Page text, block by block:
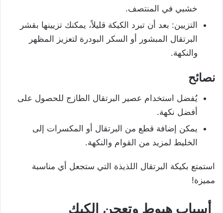
خشبي في المنتصف.
التزيين: بعد أن تبرد الكيكة قليلاً، يمكنك تزيينها بقشر
البرتقال المبشور أو السكر البودرة لتعزيز المظهر
والنكهة.
نصائح
يُفضل استخدام عصير البرتقال الطازج للحصول على
أفضل نكهة.
يمكن إضافة قطع من البرتقال أو المكسرات إلى
الخليط لمزيد من القوام والنكهة.
استمتع بكيكة البرتقال اللذيذة التي ستجعل أي مناسبة
مميزة!
أسباب هبوط وتعجن الكيك